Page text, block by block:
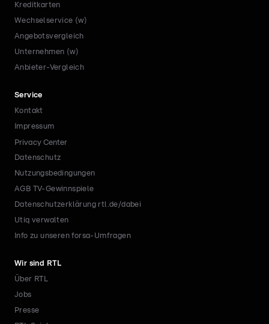
Kreditkarten
Wechselservice (w)
Angebotsvergleich
Unternehmen (w)
Anbieter-Vergleich
Service
Kontakt
Impressum
Privacy Center
Datenschutz
Nutzungsbedingungen
AGB TV-Gewinnspiele
Datenschutzerklärung rtl.de/dabei
Utiq verwalten
Info zu unseren forsa-Umfragen
Wir sind RTL
Über RTL
Jobs
Presse